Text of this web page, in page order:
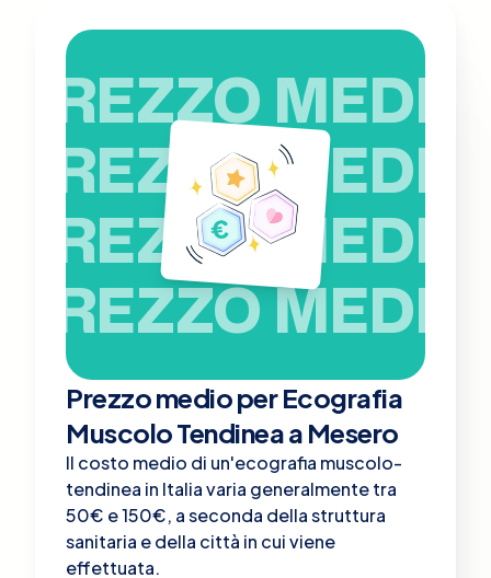
PREZZO MEDIO
PREZZO MEDIO
PREZZO MEDIO
PREZZO MEDIO
Prezzo medio per Ecografia
Muscolo Tendinea a Mesero
Il costo medio di un'ecografia muscolo-
tendinea in Italia varia generalmente tra
50€ e 150€, a seconda della struttura
sanitaria e della città in cui viene
effettuata.